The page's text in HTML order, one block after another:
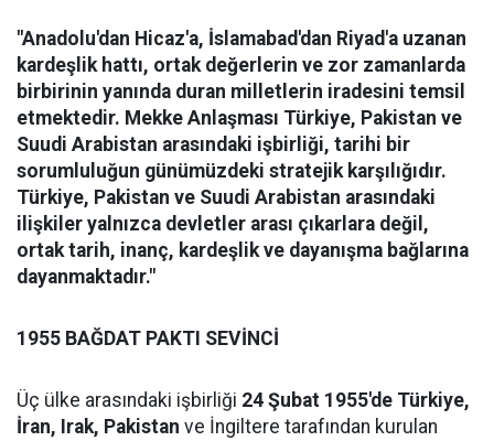
"Anadolu'dan Hicaz'a, İslamabad'dan Riyad'a uzanan
kardeşlik hattı, ortak değerlerin ve zor zamanlarda
birbirinin yanında duran milletlerin iradesini temsil
etmektedir. Mekke Anlaşması Türkiye, Pakistan ve
Suudi Arabistan arasındaki işbirliği, tarihi bir
sorumluluğun günümüzdeki stratejik karşılığıdır.
Türkiye, Pakistan ve Suudi Arabistan arasındaki
ilişkiler yalnızca devletler arası çıkarlara değil,
ortak tarih, inanç, kardeşlik ve dayanışma bağlarına
dayanmaktadır."
1955 BAĞDAT PAKTI SEVİNCİ
Üç ülke arasındaki işbirliği 24 Şubat 1955'de Türkiye,
İran, Irak, Pakistan ve İngiltere tarafından kurulan